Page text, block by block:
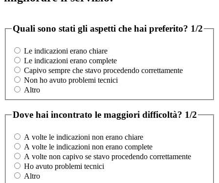
Quali sono stati gli aspetti che hai preferito? 1/2
Le indicazioni erano chiare
Le indicazioni erano complete
Capivo sempre che stavo procedendo correttamente
Non ho avuto problemi tecnici
Altro
Dove hai incontrato le maggiori difficoltà? 1/2
A volte le indicazioni non erano chiare
A volte le indicazioni non erano complete
A volte non capivo se stavo procedendo correttamente
Ho avuto problemi tecnici
Altro